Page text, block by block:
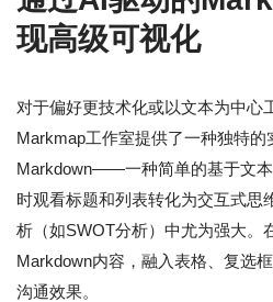
现高级可视化
对于偏好更技术化或以文本为中心
Markmap工作室提供了一种独特
Markdown——一种简单的基于文
时观看标题和列表转化为交互式思
析（如SWOT分析）中尤为强大。
Markdown内容，融入表格、复选
沟通效果。